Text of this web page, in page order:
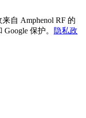
自 Amphenol RF 的
保护。
隐私政